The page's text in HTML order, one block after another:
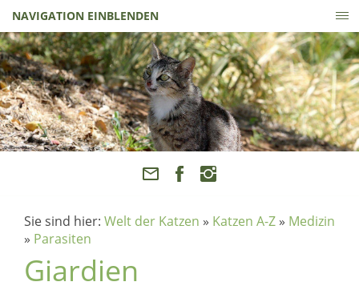
NAVIGATION EINBLENDEN
Sie sind hier: Welt der Katzen » Katzen A-Z » Medizin
» Parasiten
Giardien